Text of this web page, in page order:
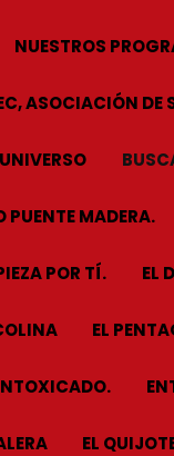
NUESTROS
ASOCIACIÓN DE
PUENTE MADERA.
POR TÍ. EL
EL
EL